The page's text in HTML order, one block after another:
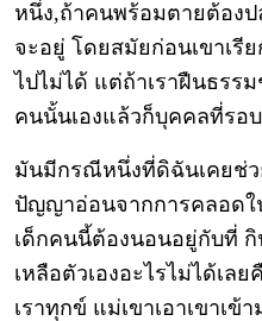
หนึ่ง,ถ้าคนพร้อมตายต้อง
จะอยู่ โดยสมัยก่อนเขาเรี
ไปไม่ได้ แต่ถ้าเราฝืนธรร
คนนั้นเองแล้วก็บุคคลที่รอ
มันมีกรณีหนึ่งที่ดิฉันเคยช่ว
ปัญญาอ่อนจากการคลอด
เด็กคนนี้ต้องนอนอยู่กับที่ กิ
เหลือตัวเองอะไรไม่ได้เล
เราทุกข์ แม่เขาเอาเขาเ